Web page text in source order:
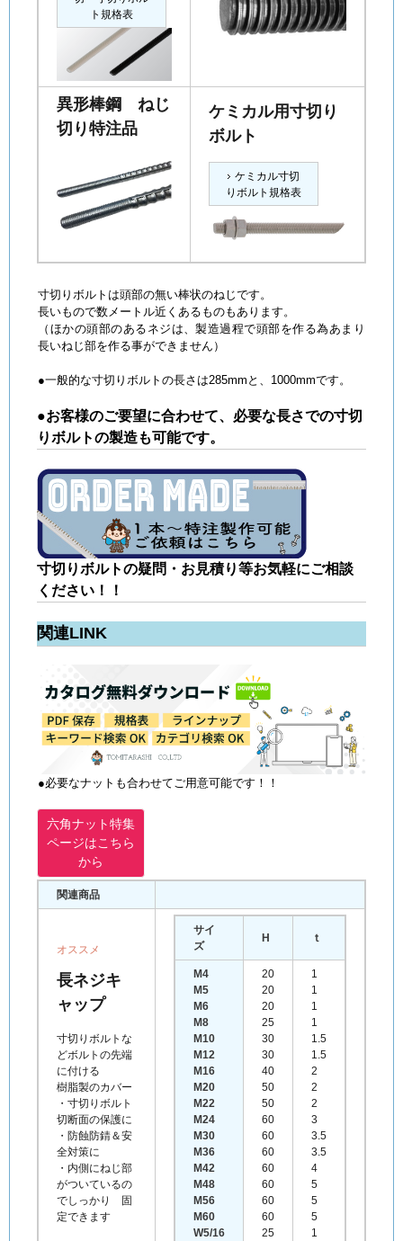
ト規格表
異形棒鋼 ねじ
切り特注品
ケミカル用寸切り
ボルト
ケミカル寸切
りボルト規格表
寸切りボルトは頭部の無い棒状のねじです。
長いもので数メートル近くあるものもあります。
（ほかの頭部のあるネジは、製造過程で頭部を作る為あまり
長いねじ部を作る事ができません）
●一般的な寸切りボルトの長さは285mmと、1000mmです。
●お客様のご要望に合わせて、必要な長さでの寸切
りボルトの製造も可能です。
寸切りボルトの疑問・お見積り等お気軽にご相談
ください！！
関連LINK
●必要なナットも合わせてご用意可能です！！
六角ナット特集
ページはこちら
から
関連商品
オススメ
長ネジキ
ャップ
寸切りボルトな
どボルトの先端
に付ける
樹脂製のカバー
・寸切りボルト
切断面の保護に
・防蝕防錆＆安
全対策に
・内側にねじ部
がついているの
でしっかり 固
定できます
サイ
ズ
H ｔ
M4
M5
M6
M8
M10
M12
M16
M20
M22
M24
M30
M36
M42
M48
M56
M60
W5/16
20
20
20
25
30
30
40
50
50
60
60
60
60
60
60
60
25
1
1
1
1
1.5
1.5
2
2
2
3
3.5
3.5
4
5
5
5
1